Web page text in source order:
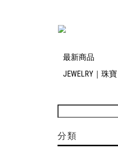
最新商品
JEWELRY｜珠寶
分類